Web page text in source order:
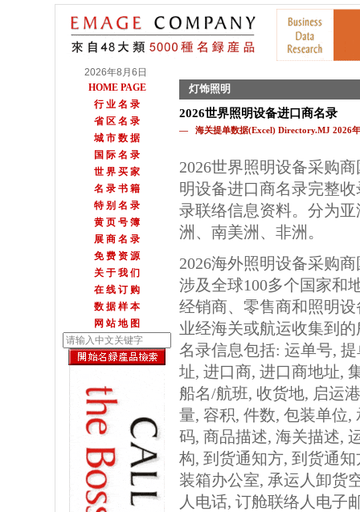
2026年8月6日
HOME PAGE
行 业 名 录
省 区 名 录
城 市 数 据
国 际 名 录
世 界 买 家
名 录 书 籍
特 别 名 录
黄 页 号 簿
展 商 名 录
免 费 资 源
关 于 我 们
在 线 订 购
数 据 样 本
网 站 地 图
灯饰照明
2026世界照明设备进口商名录
— 海关提单数据(Excel) Directory.MJ 2026
2026世界照明设备采购
明设备进口商名录完整
录联络信息资料。分为
洲、南美洲、非洲。
2026海外照明设备采购
涉及全球100多个国家和
经销商、零售商和照明
业经海关或航运收集到
名录信息包括: 运单号,
址, 进口商, 进口商地址,
船名/航班, 收货地, 启运
量, 容积, 件数, 包装单位,
码, 商品描述, 海关描述,
构, 到货通知方, 到货通
装箱办公室, 承运人卸货
人电话, 订舱联络人电子